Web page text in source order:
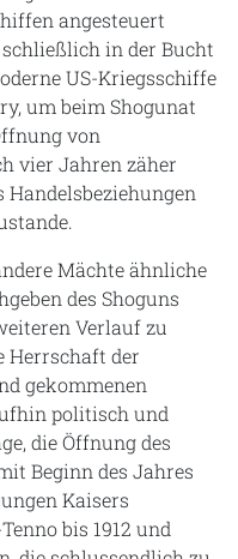
angesteuert
in der Bucht
US-Kriegsschiffe
um beim Shogunat
von
vier Jahren zäher
Mächte ähnliche
des Shoguns
Verlauf zu
Herrschaft der
gekommenen
politisch und
die Öffnung des
Beginn des Jahres
Kaisers
bis 1912 und